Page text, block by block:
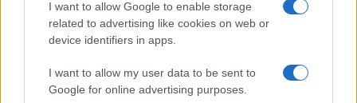
I want to allow Google to enable storage
related to advertising like cookies on web or
device identifiers in apps.
I want to allow my user data to be sent to
Google for online advertising purposes.
ΕΛΛΑΔΑ